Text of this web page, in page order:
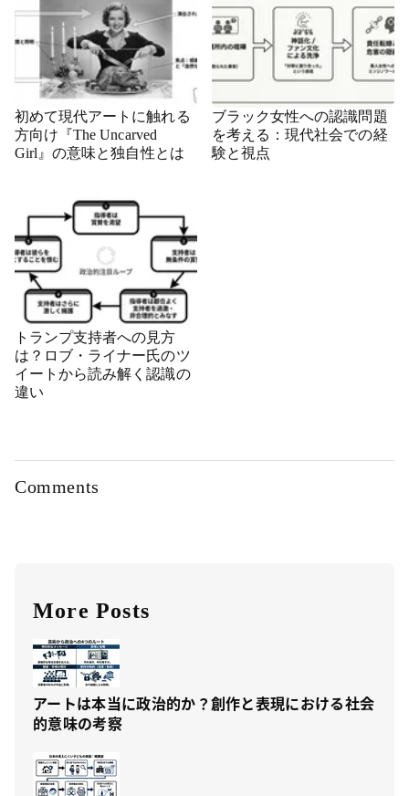
初めて現代アートに触れる
方向け『The Uncarved
Girl』の意味と独自性とは
ブラック女性への認識問題
を考える：現代社会での経
験と視点
トランプ支持者への見方
は？ロブ・ライナー氏のツ
イートから読み解く認識の
違い
Comments
More Posts
アートは本当に政治的か？創作と表現における社会
的意味の考察